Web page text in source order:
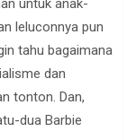
untuk anak-
leluconnya pun
tahu bagaimana
dan
tonton. Dan,
dua Barbie